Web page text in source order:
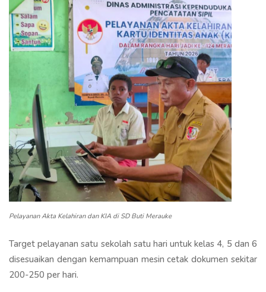
Pelayanan Akta Kelahiran dan KIA di SD Buti Merauke
Target pelayanan satu sekolah satu hari untuk kelas 4, 5 dan 6
disesuaikan dengan kemampuan mesin cetak dokumen sekitar
200-250 per hari.